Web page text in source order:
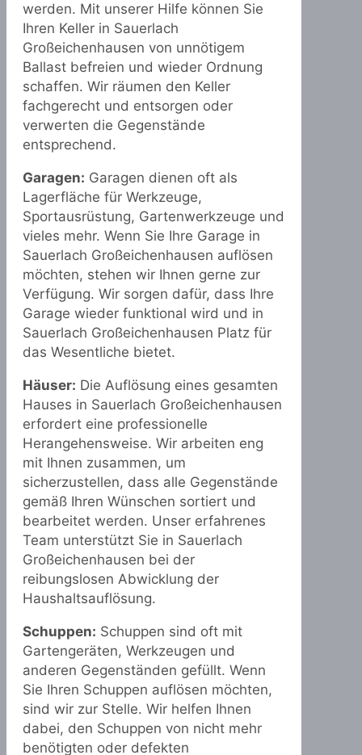
werden. Mit unserer Hilfe können Sie
Ihren Keller in Sauerlach
Großeichenhausen von unnötigem
Ballast befreien und wieder Ordnung
schaffen. Wir räumen den Keller
fachgerecht und entsorgen oder
verwerten die Gegenstände
entsprechend.
Garagen: Garagen dienen oft als
Lagerfläche für Werkzeuge,
Sportausrüstung, Gartenwerkzeuge und
vieles mehr. Wenn Sie Ihre Garage in
Sauerlach Großeichenhausen auflösen
möchten, stehen wir Ihnen gerne zur
Verfügung. Wir sorgen dafür, dass Ihre
Garage wieder funktional wird und in
Sauerlach Großeichenhausen Platz für
das Wesentliche bietet.
Häuser: Die Auflösung eines gesamten
Hauses in Sauerlach Großeichenhausen
erfordert eine professionelle
Herangehensweise. Wir arbeiten eng
mit Ihnen zusammen, um
sicherzustellen, dass alle Gegenstände
gemäß Ihren Wünschen sortiert und
bearbeitet werden. Unser erfahrenes
Team unterstützt Sie in Sauerlach
Großeichenhausen bei der
reibungslosen Abwicklung der
Haushaltsauflösung.
Schuppen: Schuppen sind oft mit
Gartengeräten, Werkzeugen und
anderen Gegenständen gefüllt. Wenn
Sie Ihren Schuppen auflösen möchten,
sind wir zur Stelle. Wir helfen Ihnen
dabei, den Schuppen von nicht mehr
benötigten oder defekten